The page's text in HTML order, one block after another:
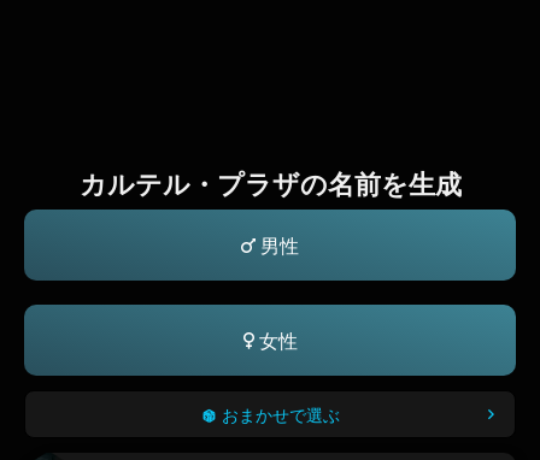
カルテル・プラザの名前を生成
男性
女性
おまかせで選ぶ